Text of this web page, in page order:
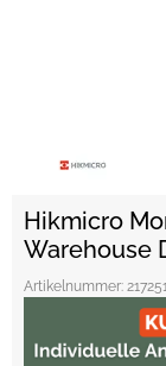
Hikmicro
Warehouse
Artikelnummer: